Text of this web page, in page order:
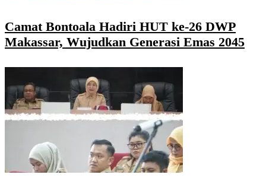
Camat Bontoala Hadiri HUT ke-26 DWP
Makassar, Wujudkan Generasi Emas 2045